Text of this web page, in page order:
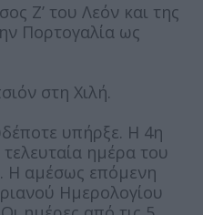
Ζ’ του Λεόν και της
Πορτογαλία ως
στη Χιλή.
υπήρξε. Η 4η
ημέρα του
Η αμέσως επόμενη
Ημερολογίου